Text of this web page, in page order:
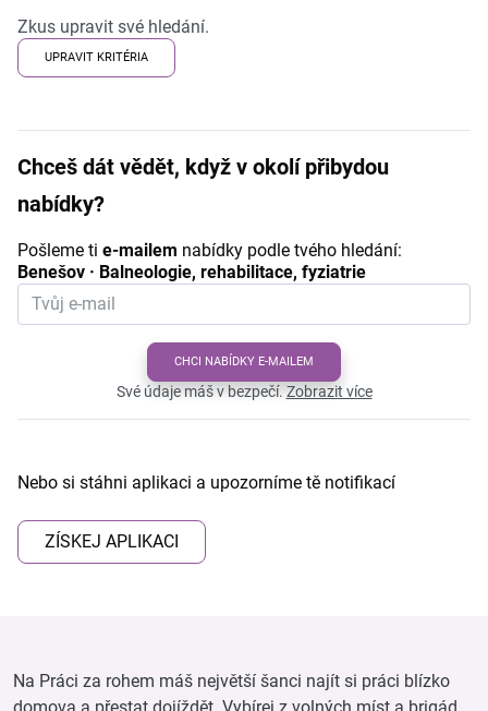
Zkus upravit své hledání.
UPRAVIT KRITÉRIA
Chceš dát vědět, když v okolí přibydou
nabídky?
Pošleme ti e-mailem nabídky podle tvého hledání:
Benešov · Balneologie, rehabilitace, fyziatrie
CHCI NABÍDKY E-MAILEM
Své údaje máš v bezpečí.Zobrazit více
Nebo si stáhni aplikaci a upozorníme tě notifikací
ZÍSKEJ APLIKACI
Na Práci za rohem máš největší šanci najít si práci blízko
domova a přestat dojíždět. Vybírej z volných míst a brigád